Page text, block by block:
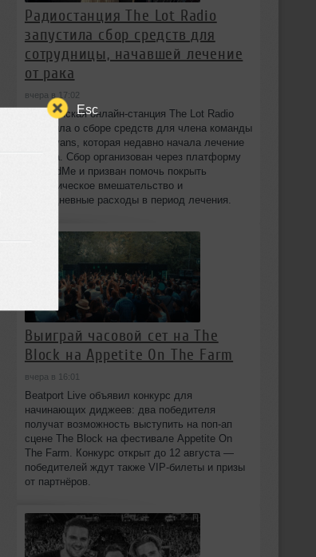
Esc
Радиостанция The Lot Radio
запустила сбор средств для
сотрудницы, начавшей лечение
от рака
вчера в 17:02
Бруклинская онлайн-станция The Lot Radio
объявила о сборе средств для члена команды
Lola Evans, которая недавно начала лечение
от рака. Сбор организован через платформу
GoFundMe и призван помочь покрыть
хирургическое вмешательство и
повседневные расходы в период лечения.
Выиграй часовой сет на The
Block на Appetite On The Farm
вчера в 16:01
Beatport Live объявил конкурс для
начинающих диджеев: два победителя
получат возможность выступить на поп‑ап
сцене The Block на фестивале Appetite On
The Farm. Конкурс открыт до 12 августа —
победителей ждут также VIP‑билеты и призы
от партнёров.